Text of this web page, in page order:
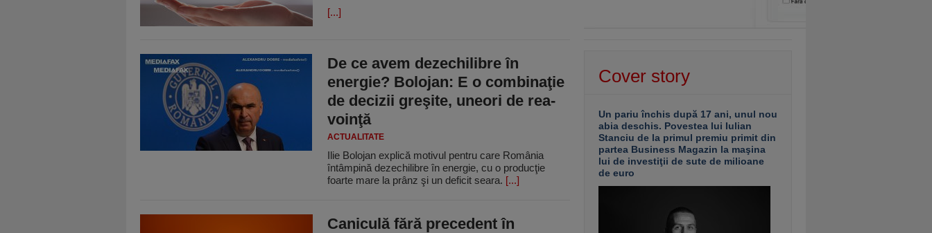
[...]
De ce avem dezechilibre în
energie? Bolojan: E o combinaţie
de decizii greşite, uneori de rea-
voinţă
ACTUALITATE
Ilie Bolojan explică motivul pentru care România
întâmpină dezechilibre în energie, cu o producţie
foarte mare la prânz şi un deficit seara. [...]
Caniculă fără precedent în
Cover story
Un pariu închis după 17 ani, unul nou
abia deschis. Povestea lui Iulian
Stanciu de la primul premiu primit din
partea Business Magazin la maşina
lui de investiţii de sute de milioane
de euro